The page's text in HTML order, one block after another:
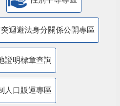
迴避法身分關係公開專區
證明標章查詢
人口販運專區